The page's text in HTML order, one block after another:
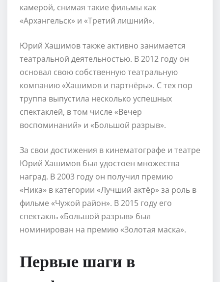
камерой, снимая такие фильмы как
«Архангельск» и «Третий лишний».
Юрий Хашимов также активно занимается
театральной деятельностью. В 2012 году он
основал свою собственную театральную
компанию «Хашимов и партнёры». С тех пор
труппа выпустила несколько успешных
спектаклей, в том числе «Вечер
воспоминаний» и «Большой разрыв».
За свои достижения в кинематографе и театре
Юрий Хашимов был удостоен множества
наград. В 2003 году он получил премию
«Ника» в категории «Лучший актёр» за роль в
фильме «Чужой район». В 2015 году его
спектакль «Большой разрыв» был
номинирован на премию «Золотая маска».
Первые шаги в